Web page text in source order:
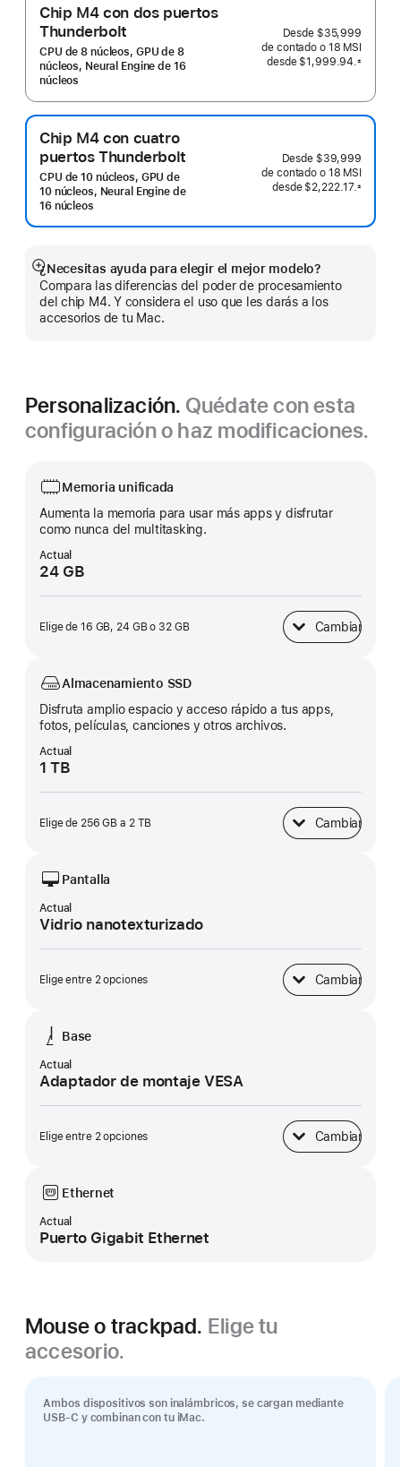
Chip M4 con dos puertos
Thunderbolt
CPU de 8 núcleos, GPU de 8
núcleos, Neural Engine de 16
núcleos
Desde $35,999
de contado o 18 MSI
desde $1,999.94.
Nota al pie
±
Chip M4 con cuatro
puertos Thunderbolt
CPU de 10 núcleos, GPU de
10 núcleos, Neural Engine de
16 núcleos
Desde $39,999
de contado o 18 MSI
desde $2,222.17.
Nota al pie
±
¿Necesitas ayuda para elegir el mejor modelo?
Compara las diferencias del poder de procesamiento
del chip M4. Y considera el uso que les darás a los
accesorios de tu Mac.
Mostrar
más
Personalización. Quédate con esta
configuración o haz modificaciones.
Memoria unificada
Aumenta la memoria para usar más apps y disfrutar
como nunca del multitasking.
Actual
24 GB
Elige de 16 GB, 24 GB o 32 GB Cambiar
Memoria unificada
Almacenamiento SSD
Disfruta amplio espacio y acceso rápido a tus apps,
fotos, películas, canciones y otros archivos.
Actual
1 TB
Elige de 256 GB a 2 TB Cambiar
Almacenamiento
Pantalla
Actual
Vidrio nanotexturizado
Elige entre 2 opciones Cambiar
Pantalla
Base
Actual
Adaptador de montaje VESA
Elige entre 2 opciones Cambiar
Base
Ethernet
Actual
Puerto Gigabit Ethernet
Mouse o trackpad. Elige tu
accesorio.
Ambos dispositivos son inalámbricos, se cargan mediante
USB-C y combinan con tu iMac.